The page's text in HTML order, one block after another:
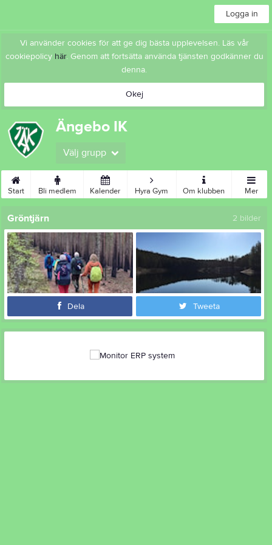
Logga in
Vi använder cookies för att ge dig bästa upplevelsen. Läs vår
cookiepolicy här. Genom att fortsätta använda tjänsten godkänner du
denna.
Okej
Ängebo IK
Välj grupp
Start Bli medlem Kalender Hyra Gym Om klubben Mer
Gröntjärn 2 bilder
Dela Tweeta